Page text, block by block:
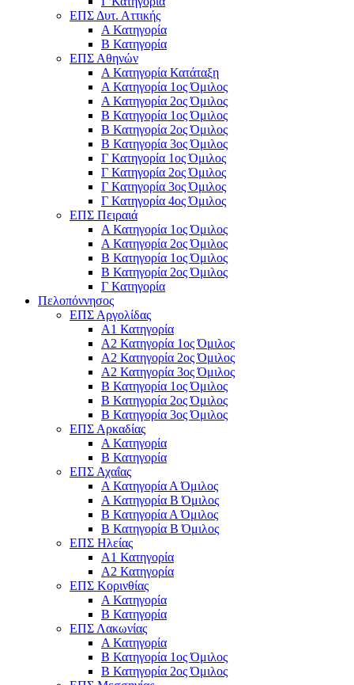
ΕΠΣ Δυτ. Αττικής
Α Κατηγορία
Β Κατηγορία
ΕΠΣ Αθηνών
Α Κατηγορία Κατάταξη
Α Κατηγορία 1ος Όμιλος
Α Κατηγορία 2ος Όμιλος
Β Κατηγορία 1ος Όμιλος
Β Κατηγορία 2ος Όμιλος
Β Κατηγορία 3ος Όμιλος
Γ Κατηγορία 1ος Όμιλος
Γ Κατηγορία 2ος Όμιλος
Γ Κατηγορία 3ος Όμιλος
Γ Κατηγορία 4ος Όμιλος
ΕΠΣ Πειραιά
Α Κατηγορία 1ος Όμιλος
Α Κατηγορία 2ος Όμιλος
Β Κατηγορία 1ος Όμιλος
Β Κατηγορία 2ος Όμιλος
Γ Κατηγορία
Πελοπόννησος
ΕΠΣ Αργολίδας
Α1 Κατηγορία
Α2 Κατηγορία 1ος Όμιλος
Α2 Κατηγορία 2ος Όμιλος
Α2 Κατηγορία 3ος Όμιλος
Β Κατηγορία 1ος Όμιλος
Β Κατηγορία 2ος Όμιλος
Β Κατηγορία 3ος Όμιλος
ΕΠΣ Αρκαδίας
Α Κατηγορία
Β Κατηγορία
ΕΠΣ Αχαΐας
Α Κατηγορία Α Όμιλος
Α Κατηγορία Β Όμιλος
Β Κατηγορία Α Όμιλος
Β Κατηγορία Β Όμιλος
ΕΠΣ Ηλείας
Α1 Κατηγορία
Α2 Κατηγορία
ΕΠΣ Κορινθίας
Α Κατηγορία
Β Κατηγορία
ΕΠΣ Λακωνίας
Α Κατηγορία
Β Κατηγορία 1ος Όμιλος
Β Κατηγορία 2ος Όμιλος